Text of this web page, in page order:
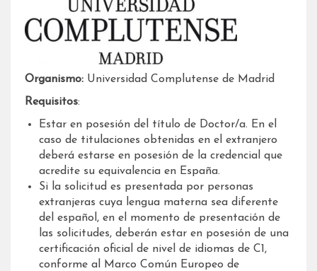
Organismo: Universidad Complutense de Madrid
Requisitos:
Estar en posesión del título de Doctor/a. En el
caso de titulaciones obtenidas en el extranjero
deberá estarse en posesión de la credencial que
acredite su equivalencia en España.
Si la solicitud es presentada por personas
extranjeras cuya lengua materna sea diferente
del español, en el momento de presentación de
las solicitudes, deberán estar en posesión de una
certificación oficial de nivel de idiomas de C1,
conforme al Marco Común Europeo de